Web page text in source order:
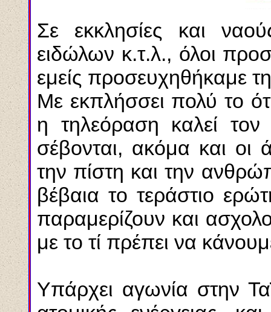
Σε εκκλησίες και
ειδώλων κ.τ.λ., όλοι
εμείς προσευχηθήκαμε
Με εκπλήσσει πολύ το
η τηλεόραση καλεί
σέβονται, ακόμα και οι
την πίστη και την
βέβαια το τεράστιο
παραμερίζουν και
με το τί πρέπει να
Υπάρχει αγωνία στην